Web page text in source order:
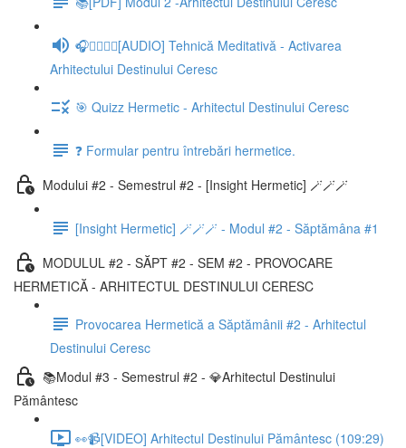
🎧🧘‍♂️🧘‍♀️[AUDIO] Tehnică Meditativă - Activarea
Arhitectului Destinului Ceresc
🎯 Quizz Hermetic - Arhitectul Destinului Ceresc
❓ Formular pentru întrebări hermetice.
Modului #2 - Semestrul #2 - [Insight Hermetic] 🪄🪄🪄
[Insight Hermetic] 🪄🪄🪄 - Modul #2 - Săptămâna #1
MODULUL #2 - SĂPT #2 - SEM #2 - PROVOCARE
HERMETICĂ - ARHITECTUL DESTINULUI CERESC
Provocarea Hermetică a Săptămânii #2 - Arhitectul
Destinului Ceresc
📚Modul #3 - Semestrul #2 - 💎Arhitectul Destinului
Pământesc
👀📹[VIDEO] Arhitectul Destinului Pământesc (109:29)